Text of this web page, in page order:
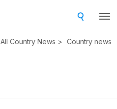
All Country News Country news